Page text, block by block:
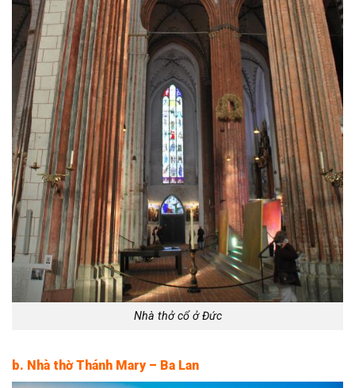
Nhà thở cổ ở Đức
b. Nhà thờ Thánh Mary – Ba Lan